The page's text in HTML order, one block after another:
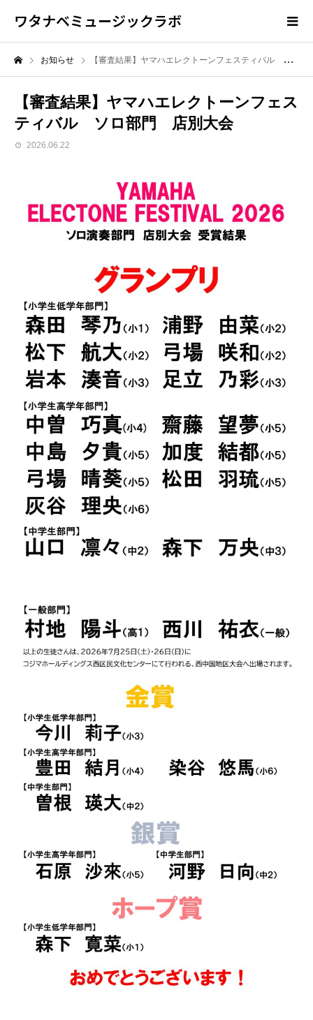
ワタナベミュージックラボ
お知らせ 【審査結果】ヤマハエレクトーンフェスティバル ソロ部門 店別大会
【審査結果】ヤマハエレクトーンフェス
ティバル ソロ部門 店別大会
2026.06.22